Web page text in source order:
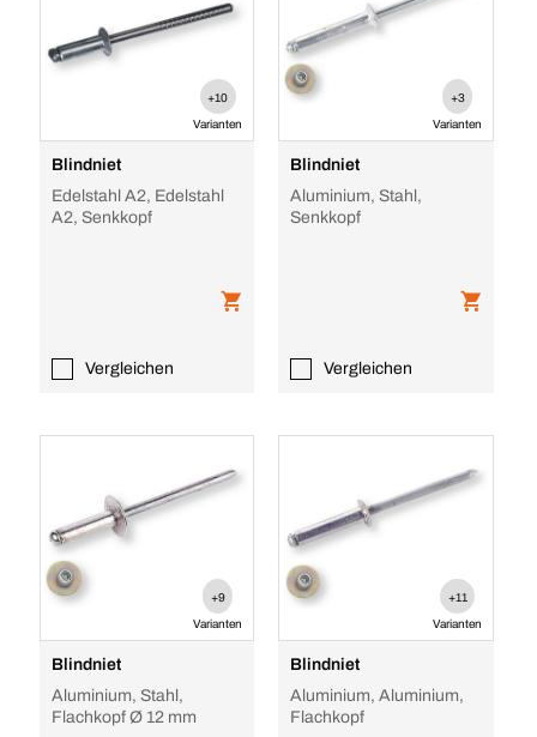
+10
Varianten
Blindniet
Edelstahl A2, Edelstahl
A2, Senkkopf
Vergleichen
+3
Varianten
Blindniet
Aluminium, Stahl,
Senkkopf
Vergleichen
+9
Varianten
Blindniet
Aluminium, Stahl,
Flachkopf Ø 12 mm
+11
Varianten
Blindniet
Aluminium, Aluminium,
Flachkopf